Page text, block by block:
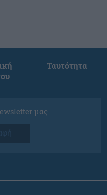
Ταυτότητα
μας